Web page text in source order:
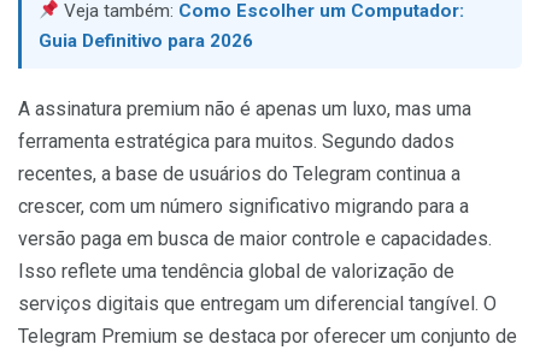
Veja também: Como Escolher um Computador:
Guia Definitivo para 2026
A assinatura premium não é apenas um luxo, mas uma
ferramenta estratégica para muitos. Segundo dados
recentes, a base de usuários do Telegram continua a
crescer, com um número significativo migrando para a
versão paga em busca de maior controle e capacidades.
Isso reflete uma tendência global de valorização de
serviços digitais que entregam um diferencial tangível. O
Telegram Premium se destaca por oferecer um conjunto de